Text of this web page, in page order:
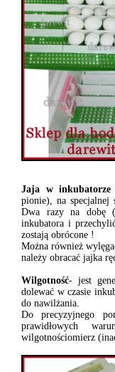
Jaja w inkubatorze
pionie), na specjalnej
Dwa razy na dobę
inkubatora i
zostają obrócone !
Można również
należy obracać jajka
Wilgotność- jest
dolewać w czasie
do nawilżania.
Do precyzyjnego
prawidłowych
wilgotnościomierz